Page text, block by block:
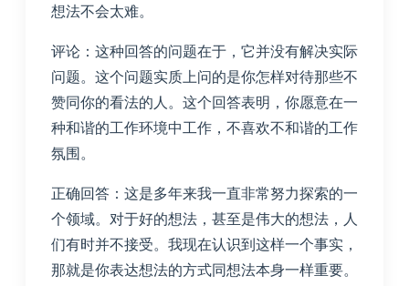
想法不会太难。
评论：这种回答的问题在于，它并没有解决实际
问题。这个问题实质上问的是你怎样对待那些不
赞同你的看法的人。这个回答表明，你愿意在一
种和谐的工作环境中工作，不喜欢不和谐的工作
氛围。
正确回答：这是多年来我一直非常努力探索的一
个领域。对于好的想法，甚至是伟大的想法，人
们有时并不接受。我现在认识到这样一个事实，
那就是你表达想法的方式同想法本身一样重要。